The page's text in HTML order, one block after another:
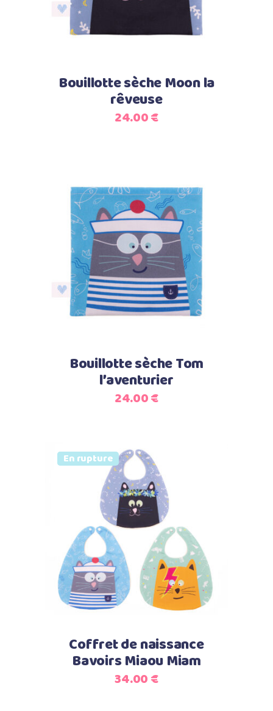
Bouillotte sèche Moon la
rêveuse
24.00€
Ajouter au panier
Bouillotte sèche Tom
l’aventurier
24.00€
Vendu
En rupture
Lire la suite
Coffret de naissance
Bavoirs Miaou Miam
34.00€